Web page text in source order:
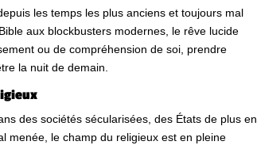
les temps les plus anciens et toujours mal
aux blockbusters modernes, le rêve lucide
ou de compréhension de soi, prendre
la nuit de demain.
des sociétés sécularisées, des États de plus en
menée, le champ du religieux est en pleine